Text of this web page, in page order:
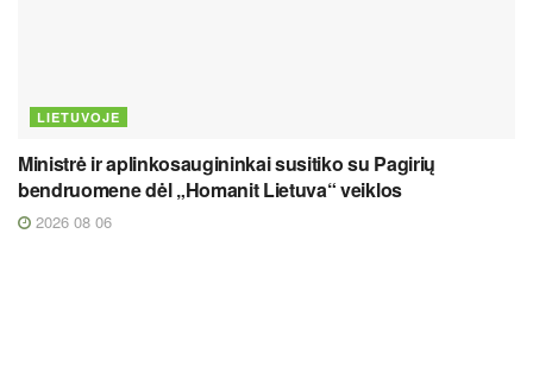
LIETUVOJE
Ministrė ir aplinkosaugininkai susitiko su Pagirių
bendruomene dėl „Homanit Lietuva“ veiklos
2026 08 06